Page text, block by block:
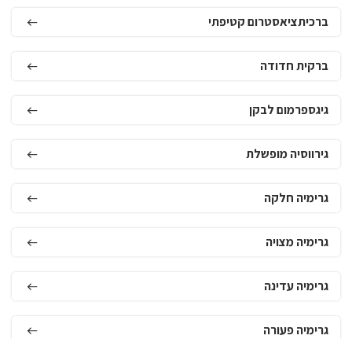
ברכיתציאסטרום קטיפתי
ברקית חדודה
גיגספרמום לבקן
גירווסיה מופשלת
גרימיה חלקה
גרימיה מצויה
גרימיה עדינה
גרימיה פעורה